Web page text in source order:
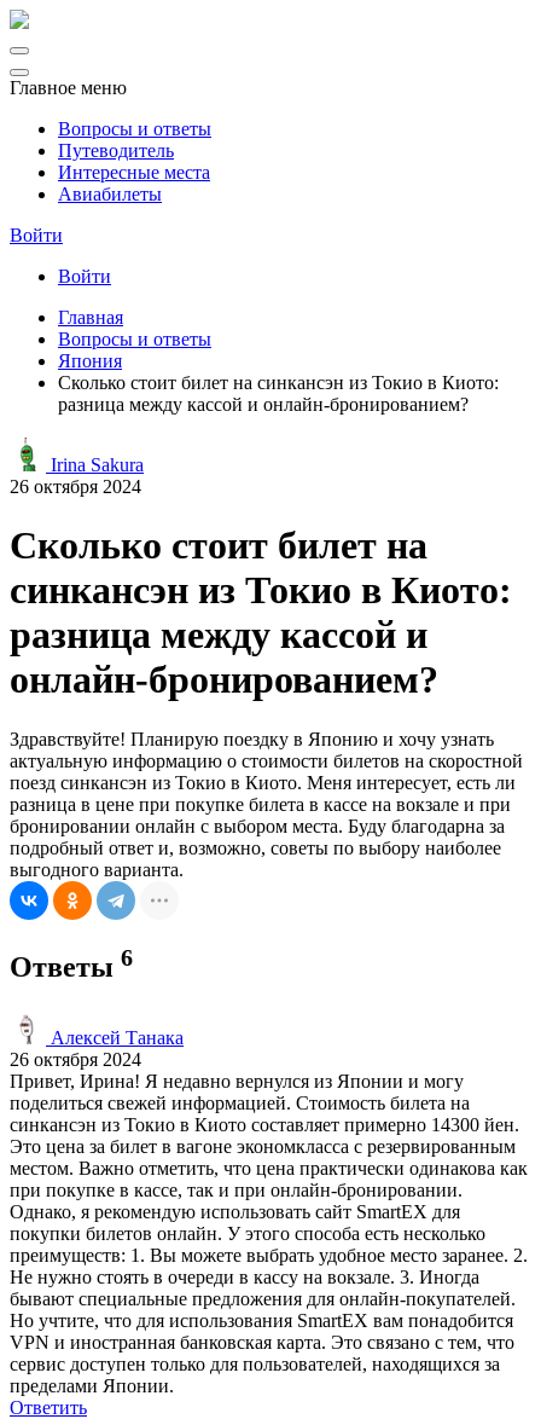
Главное меню
Вопросы и ответы
Путеводитель
Интересные места
Авиабилеты
Войти
Войти
Главная
Вопросы и ответы
Япония
Сколько стоит билет на синкансэн из Токио в Киото:
разница между кассой и онлайн-бронированием?
Irina Sakura
26 октября 2024
Сколько стоит билет на
синкансэн из Токио в Киото:
разница между кассой и
онлайн-бронированием?
Здравствуйте! Планирую поездку в Японию и хочу узнать
актуальную информацию о стоимости билетов на скоростной
поезд синкансэн из Токио в Киото. Меня интересует, есть ли
разница в цене при покупке билета в кассе на вокзале и при
бронировании онлайн с выбором места. Буду благодарна за
подробный ответ и, возможно, советы по выбору наиболее
выгодного варианта.
Ответы 6
Алексей Танака
26 октября 2024
Привет, Ирина! Я недавно вернулся из Японии и могу
поделиться свежей информацией. Стоимость билета на
синкансэн из Токио в Киото составляет примерно 14300 йен.
Это цена за билет в вагоне экономкласса с резервированным
местом. Важно отметить, что цена практически одинакова как
при покупке в кассе, так и при онлайн-бронировании.
Однако, я рекомендую использовать сайт SmartEX для
покупки билетов онлайн. У этого способа есть несколько
преимуществ: 1. Вы можете выбрать удобное место заранее. 2.
Не нужно стоять в очереди в кассу на вокзале. 3. Иногда
бывают специальные предложения для онлайн-покупателей.
Но учтите, что для использования SmartEX вам понадобится
VPN и иностранная банковская карта. Это связано с тем, что
сервис доступен только для пользователей, находящихся за
пределами Японии.
Ответить